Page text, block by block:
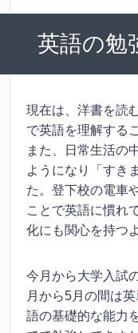
英語の勉
現在は、洋書を読
で英語を理解する
また、日常生活の
ようになり「すき
た。登下校の電車
ことで英語に慣れ
化にも関心を持つ
今月から大学入試
月から5月の間は
語の基礎的な能力